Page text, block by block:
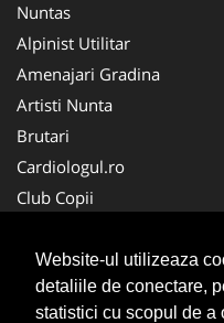
Website-ul utilizeaza
detaliile de conectare,
statistici cu scopul de a
Nuntas
Alpinist Utilitar
Amenajari Gradina
Artisti Nunta
Brutari
Cardiologul.ro
Club Copii
Ambalaje Romania
Cabinet-Individual.ro